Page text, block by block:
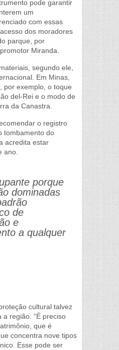
pode garantir
um
com essas
dos moradores
parque, por
Miranda.
segundo ele,
Em Minas,
por exemplo, o toque
del-Rei e o modo de
da Canastra.
o registro
tombamento do
acredita estar
ano.
porque
dominadas
de
e
a qualquer
cultural talvez
região. “É preciso
que é
concentra nove tipos
Esse pode ser